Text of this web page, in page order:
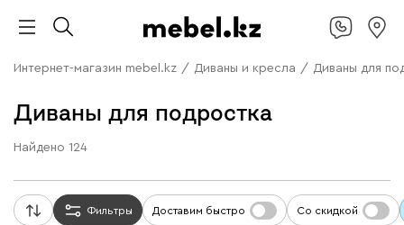
Интернет-магазин mebel.kz / Диваны и кресла / Диваны для
Диваны для подростка
Найдено 124
Фильтры Доставим быстро Со скидкой